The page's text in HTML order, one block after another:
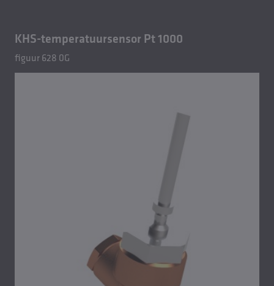
KHS-temperatuursensor Pt 1000
figuur 628 0G